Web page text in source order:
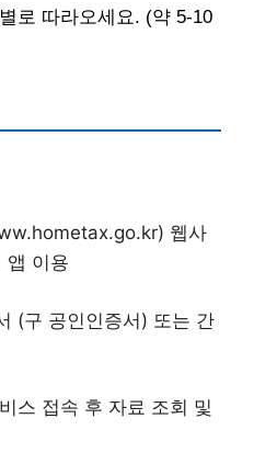
로 따라오세요. (약 5-10
웹사
앱 이용
(구 공인인증서) 또는 간
스 접속 후 자료 조회 및